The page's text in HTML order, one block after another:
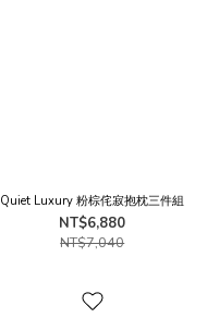
Quiet Luxury 粉棕侘寂抱枕三件組
NT$6,880
NT$7,040